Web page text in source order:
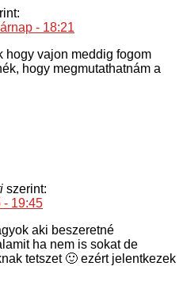
- 18:21
hogy vajon meddig fogom
hogy megmutathatnám a
szerint:
- 19:45
aki beszeretné
ha nem is sokat de
tetszet 🙂 ezért jelentkezek